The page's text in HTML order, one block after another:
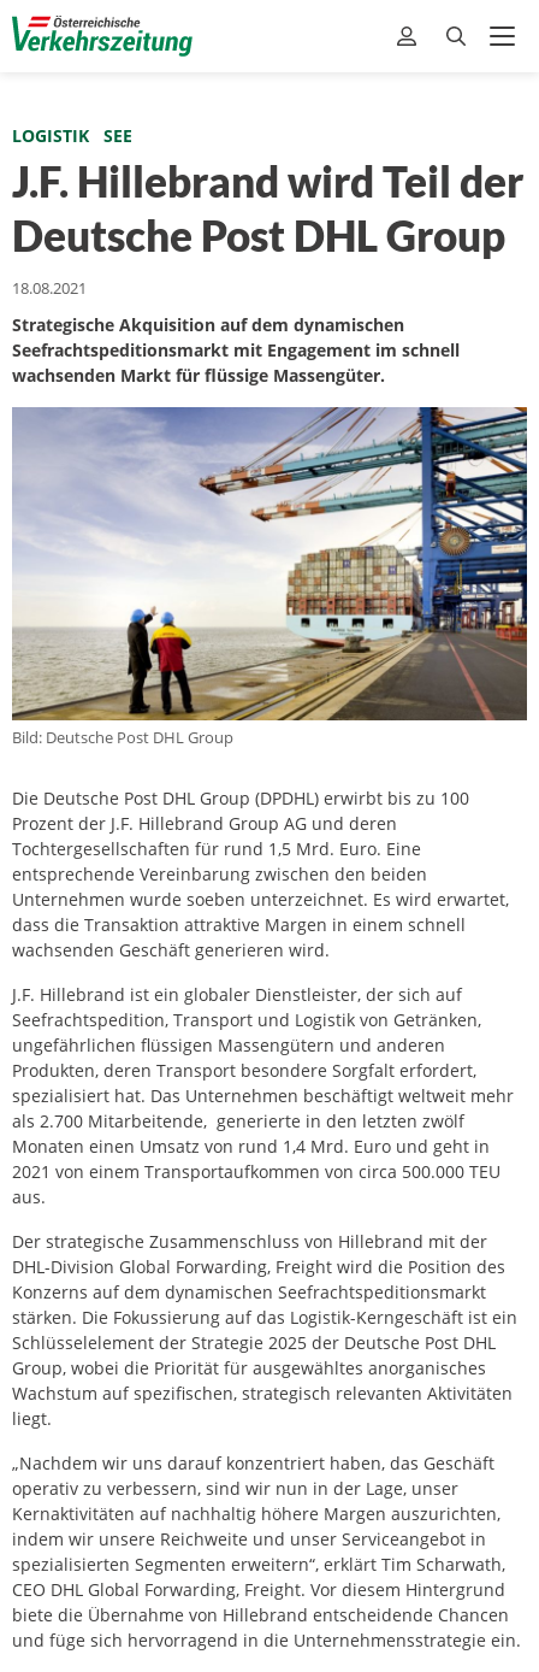
LOGISTIK SEE
J.F. Hillebrand wird Teil der
Deutsche Post DHL Group
18.08.2021
Strategische Akquisition auf dem dynamischen
Seefrachtspeditionsmarkt mit Engagement im schnell
wachsenden Markt für flüssige Massengüter.
Bild: Deutsche Post DHL Group
Die Deutsche Post DHL Group (DPDHL) erwirbt bis zu 100
Prozent der J.F. Hillebrand Group AG und deren
Tochtergesellschaften für rund 1,5 Mrd. Euro. Eine
entsprechende Vereinbarung zwischen den beiden
Unternehmen wurde soeben unterzeichnet. Es wird erwartet,
dass die Transaktion attraktive Margen in einem schnell
wachsenden Geschäft generieren wird.
J.F. Hillebrand ist ein globaler Dienstleister, der sich auf
Seefrachtspedition, Transport und Logistik von Getränken,
ungefährlichen flüssigen Massengütern und anderen
Produkten, deren Transport besondere Sorgfalt erfordert,
spezialisiert hat. Das Unternehmen beschäftigt weltweit mehr
als 2.700 Mitarbeitende, generierte in den letzten zwölf
Monaten einen Umsatz von rund 1,4 Mrd. Euro und geht in
2021 von einem Transportaufkommen von circa 500.000 TEU
aus.
Der strategische Zusammenschluss von Hillebrand mit der
DHL-Division Global Forwarding, Freight wird die Position des
Konzerns auf dem dynamischen Seefrachtspeditionsmarkt
stärken. Die Fokussierung auf das Logistik-Kerngeschäft ist ein
Schlüsselelement der Strategie 2025 der Deutsche Post DHL
Group, wobei die Priorität für ausgewähltes anorganisches
Wachstum auf spezifischen, strategisch relevanten Aktivitäten
liegt.
„Nachdem wir uns darauf konzentriert haben, das Geschäft
operativ zu verbessern, sind wir nun in der Lage, unser
Kernaktivitäten auf nachhaltig höhere Margen auszurichten,
indem wir unsere Reichweite und unser Serviceangebot in
spezialisierten Segmenten erweitern“, erklärt Tim Scharwath,
CEO DHL Global Forwarding, Freight. Vor diesem Hintergrund
biete die Übernahme von Hillebrand entscheidende Chancen
und füge sich hervorragend in die Unternehmensstrategie ein.